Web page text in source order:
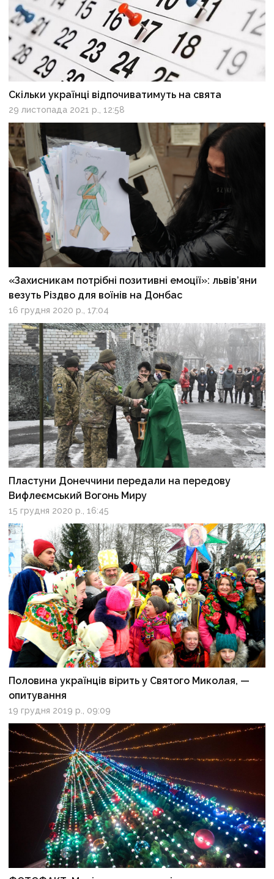
Скільки українці відпочиватимуть на свята
29 листопада 2021 р., 12:58
«Захисникам потрібні позитивні емоції»: львів’яни
везуть Різдво для воїнів на Донбас
16 грудня 2020 р., 17:04
Пластуни Донеччини передали на передову
Вифлеємський Вогонь Миру
15 грудня 2020 р., 16:45
Половина українців вірить у Святого Миколая, —
опитування
19 грудня 2019 р., 09:09